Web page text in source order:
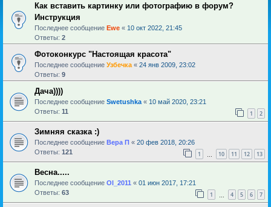
Как вставить картинку или фотографию в форум?
Инструкция
Последнее сообщение Ewe « 10 окт 2022, 21:45
Ответы: 2
Фотоконкурс "Настоящая красота"
Последнее сообщение Узбечка « 24 янв 2009, 23:02
Ответы: 9
Дача))))
Последнее сообщение Swetushka « 10 май 2020, 23:21
Ответы: 11 1 2
Зимняя сказка :)
Последнее сообщение Вера П « 20 фев 2018, 20:26
Ответы: 121 1 10 11 12 13
Весна.....
Последнее сообщение Ol_2011 « 01 июн 2017, 17:21
Ответы: 63 1 4 5 6 7